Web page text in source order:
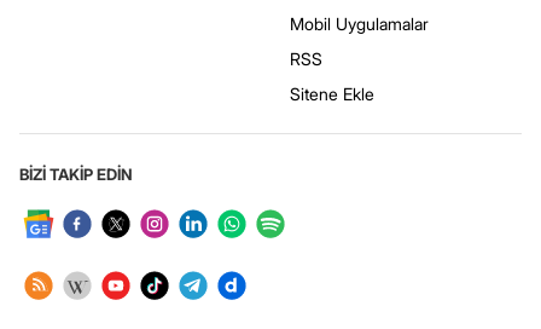
Mobil Uygulamalar
RSS
Sitene Ekle
BİZİ TAKİP EDİN